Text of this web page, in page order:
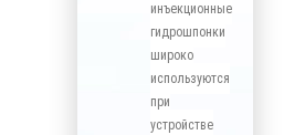
инъекционные
гидрошпонки
широко
используются
при
устройстве